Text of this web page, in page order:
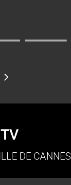
DE CANNES